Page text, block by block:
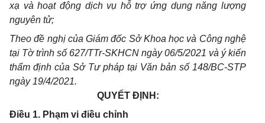
xạ và hoạt động dịch vụ hỗ trợ ứng dụng năng lượng
nguyên tử;
Theo đề nghị của Giám đốc Sở Khoa học và Công nghệ
tại Tờ trình số 627/TTr-SKHCN ngày 06/5/2021 và ý kiến
thẩm định của Sở Tư pháp tại Văn bản số 148/BC-STP
ngày 19/4/2021.
QUYẾT ĐỊNH:
Điều 1. Phạm vi điều chỉnh